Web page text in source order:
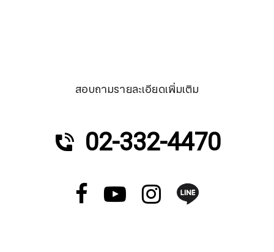
สอบถามรายละเอียดเพิ่มเติม
02-332-4470